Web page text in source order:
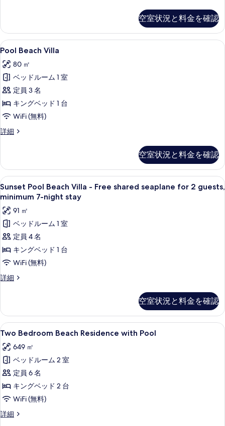
の
写
真
を
表
示
す
る
+
Slide
の
細
空室状況と料金を確認
Pool
Beach
Villa
の
す
べ
て
の
を
表
示
す
る
エジプト綿のシーツ、高級寝具、羽
5
Pool Beach Villa
80 ㎡
ベッドルーム 1 室
定員 3 名
キングベッド 1 台
WiFi (無料)
詳細
Pool
詳
細
空室状況と料金を確認
Sunset
Pool
Beach
Villa
-
Free
shared
seaplane
for
2
minimum
7-
night
stay
の
す
べ
て
写
エジプト綿のシーツ、高級寝具、羽
9
Sunset Pool Beach Villa - Free shared seaplane for 2 guests,
minimum 7-night stay
91 ㎡
ベッドルーム 1 室
定員 4 名
キングベッド 1 台
WiFi (無料)
詳細
Sunset
-
Free
shared
for
2
minimum
7-
night
stay
の
空室状況と料金を確認
Two
Bedroom
Beach
Residence
with
Pool
の
す
Two Bedroom Beach Residence
12
Two Bedroom Beach Residence with Pool
649 ㎡
ベッドルーム 2 室
定員 6 名
キングベッド 2 台
WiFi (無料)
詳細
Two